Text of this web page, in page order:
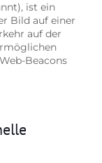
ist ein
Bild auf einer
auf der
Beacons